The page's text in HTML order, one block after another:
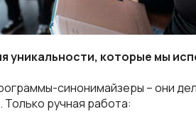
уникальности, которые мы
синонимайзеры – они
ручная работа: